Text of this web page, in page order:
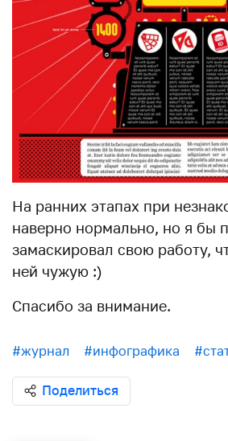
На ранних этапах при
наверно нормально, но я бы
замаскировал свою работу,
ней чужую :)
Спасибо за внимание.
#журнал #инфографика
Поделиться